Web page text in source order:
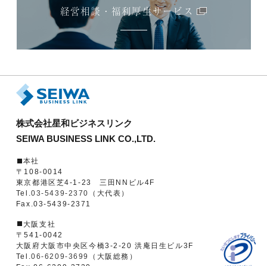
経営相談・福利厚生サービス
株式会社星和ビジネスリンク
SEIWA BUSINESS LINK CO.,LTD.
本社
〒108-0014
東京都港区芝4-1-23 三田NNビル4F
Tel.03-5439-2370
（大代表）
Fax.03-5439-2371
大阪支社
〒541-0042
大阪府大阪市中央区今橋3-2-20 洪庵日生ビル3F
Tel.06-6209-3699
（大阪総務）